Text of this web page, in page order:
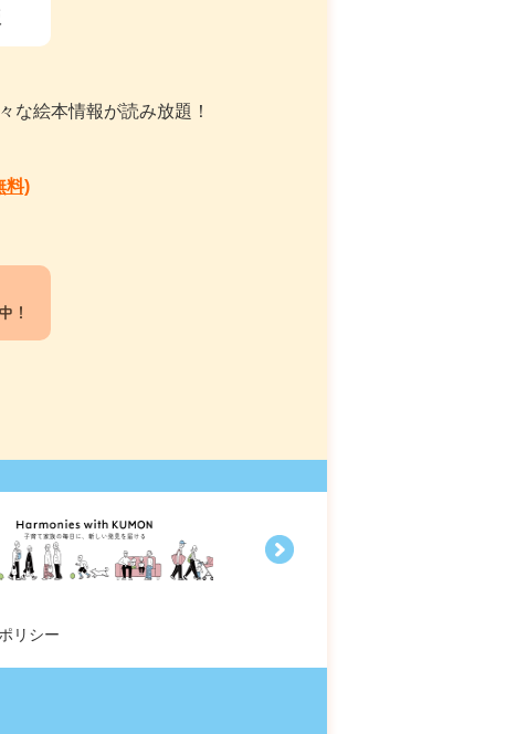
な絵本情報が読み放題！
料)
！
リシー